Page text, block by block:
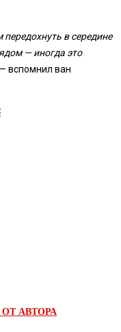
в середине
— иногда это
вспомнил ван
АВТОРА